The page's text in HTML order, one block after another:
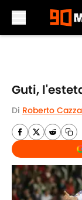
Guti,
Di Roberto